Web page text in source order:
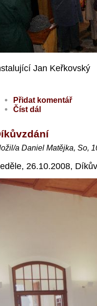
Jan Keřkovský
Přidat komentář
Číst dál
a Daniel Matějka, So,
26.10.2008,